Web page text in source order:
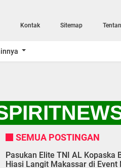
Kontak Sitemap
SEMUA POSTINGAN
Pasukan Elite TNI AL Kopaska
Hiasi Langit Makassar di Event